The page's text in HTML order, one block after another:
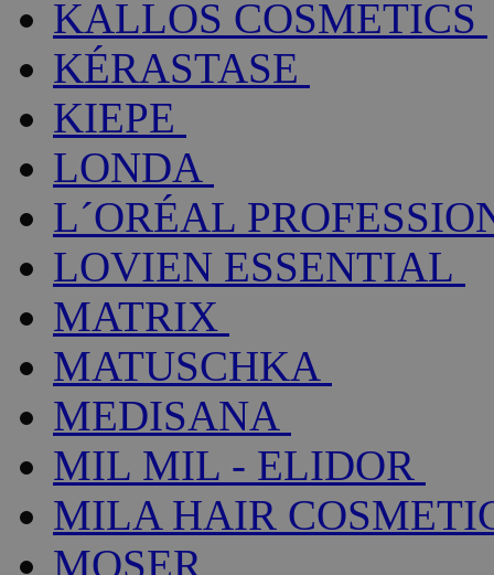
KALLOS COSMETICS
KÉRASTASE
KIEPE
LONDA
L´ORÉAL
LOVIEN ESSENTIAL
MATRIX
MATUSCHKA
MEDISANA
MIL MIL - ELIDOR
MILA HAIR
MOSER